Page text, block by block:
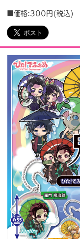
会社情報
プレスリリー
■価格:300円(税込)